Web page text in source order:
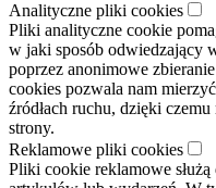
Analityczne pliki cookies
Pliki analityczne cookie
w jaki sposób odwiedzający
poprzez anonimowe
cookies pozwala nam
źródłach ruchu, dzięki
strony.
Reklamowe pliki cookies
Pliki cookie reklamowe